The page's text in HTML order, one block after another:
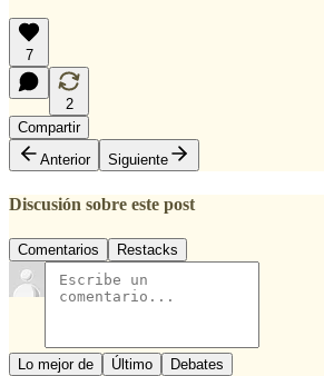
7
2
Compartir
Anterior
Siguiente
Discusión sobre este post
Comentarios Restacks
Lo mejor de Último Debates